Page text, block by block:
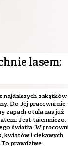
lasem:
najdalszych zakątków
Do Jej pracowni nie
zapach otula nas już
Jest tajemniczo,
światła. W pracowni
kwiatów i ciekawych
To prawdziwe